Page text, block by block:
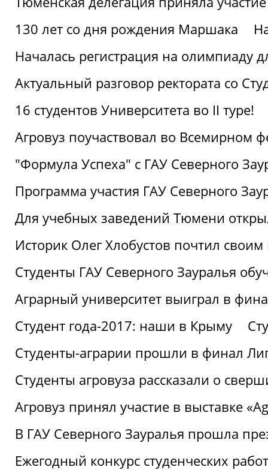
130 лет со дня рождения Маршака
Началась регистрация на олимпиаду
Актуальный разговор ректората со
16 студентов Университета во II туре!
Агровуз поучаствовал во Всемирном
"Формула Успеха" с ГАУ Северного
Программа участия ГАУ Северного
Для учебных заведений Тюмени
Историк Олег Хлобустов почтил
Студенты ГАУ Северного Зауралья
Аграрный университет выиграл в
Студент года-2017: наши в Крыму
Студенты-аграрии прошли в финал
Студенты агровуза рассказали о
Агровуз принял участие в выставке
В ГАУ Северного Зауралья прошла
Ежегодный конкурс студенческих